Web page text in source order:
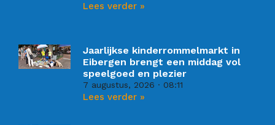
Lees verder »
Jaarlijkse kinderrommelmarkt in
Eibergen brengt een middag vol
speelgoed en plezier
7 augustus, 2026 08:11
Lees verder »